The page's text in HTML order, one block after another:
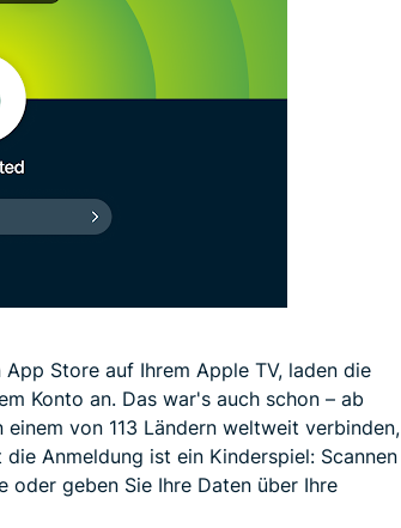
Store auf Ihrem Apple TV, laden die
Konto an. Das war's auch schon – ab
von 113 Ländern weltweit verbinden,
Anmeldung ist ein Kinderspiel: Scannen
oder geben Sie Ihre Daten über Ihre